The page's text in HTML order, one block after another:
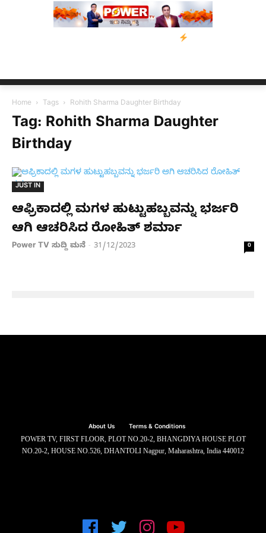
ನ್ಯೂಸ್ ಕಾರ್ಪ್‌ಗೆ
Home Tags Rohith Sharma Daughter Birthday
Tag: Rohith Sharma Daughter
Birthday
JUST IN
ಆಫ್ರಿಕಾದಲ್ಲಿ ಮಗಳ ಹುಟ್ಟುಹಬ್ಬವನ್ನು ಭರ್ಜರಿ
ಆಗಿ ಆಚರಿಸಿದ ರೋಹಿತ್ ಶರ್ಮಾ
Power TV ಸುದ್ದಿ ಮನೆ - 31/12/2023 0
About Us Terms & Conditions
POWER TV, FIRST FLOOR, PLOT NO.20-2, BHANGDIYA HOUSE PLOT
NO.20-2, HOUSE NO.526, DHANTOLI Nagpur, Maharashtra, India 440012